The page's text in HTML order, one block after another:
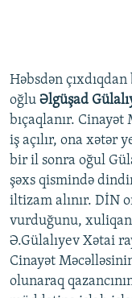
Həbsdən
oğlu Əlgüşad
bıçaqlanır.
iş açılır, ona xətər
bir il sonra oğul
şəxs qismində
iltizam alınır. DİN
vurduğunu,
Ə.Gülalıyev Xətai
Cinayət
olunaraq